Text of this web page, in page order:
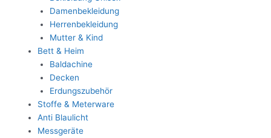
Damenbekleidung
Herrenbekleidung
Mutter & Kind
Bett & Heim
Baldachine
Decken
Erdungszubehör
Stoffe & Meterware
Anti Blaulicht
Messgeräte